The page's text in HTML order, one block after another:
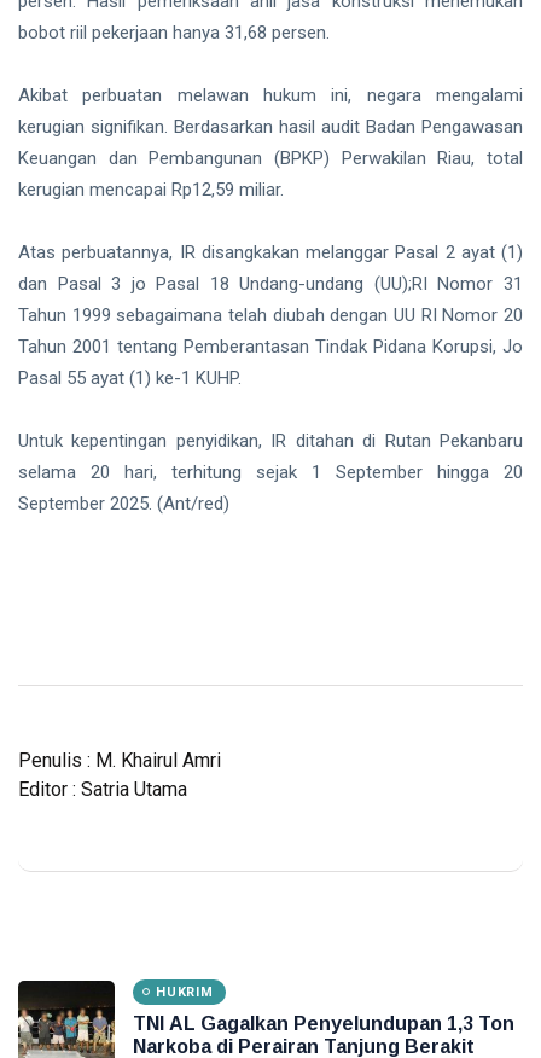
bobot riil pekerjaan hanya 31,68 persen.
Akibat perbuatan melawan hukum ini, negara mengalami
kerugian signifikan. Berdasarkan hasil audit Badan Pengawasan
Keuangan dan Pembangunan (BPKP) Perwakilan Riau, total
kerugian mencapai Rp12,59 miliar.
Atas perbuatannya, IR disangkakan melanggar Pasal 2 ayat (1)
dan Pasal 3 jo Pasal 18 Undang-undang (UU);RI Nomor 31
Tahun 1999 sebagaimana telah diubah dengan UU RI Nomor 20
Tahun 2001 tentang Pemberantasan Tindak Pidana Korupsi, Jo
Pasal 55 ayat (1) ke-1 KUHP.
Untuk kepentingan penyidikan, IR ditahan di Rutan Pekanbaru
selama 20 hari, terhitung sejak 1 September hingga 20
September 2025. (Ant/red)
Penulis : M. Khairul Amri
Editor : Satria Utama
HUKRIM
TNI AL Gagalkan Penyelundupan 1,3 Ton
Narkoba di Perairan Tanjung Berakit